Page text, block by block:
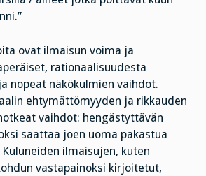
ovat ilmaisun voima ja
rationaalisuudesta
nopeat näkökulmien vaihdot.
ehtymättömyyden ja rikkauden
vaihdot: hengästyttävän
saattaa joen uoma pakastua
ilmaisujen, kuten
vastapainoksi kirjoitetut,